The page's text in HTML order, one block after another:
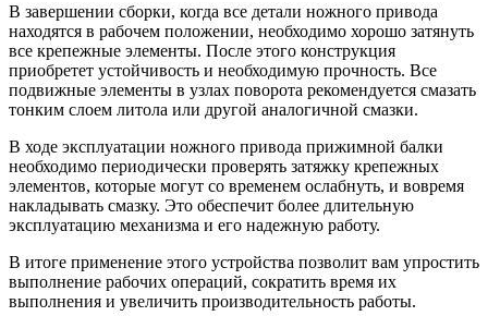
В завершении сборки, когда все детали ножного привода
находятся в рабочем положении, необходимо хорошо затянуть
все крепежные элементы. После этого конструкция
приобретет устойчивость и необходимую прочность. Все
подвижные элементы в узлах поворота рекомендуется смазать
тонким слоем литола или другой аналогичной смазки.
В ходе эксплуатации ножного привода прижимной балки
необходимо периодически проверять затяжку крепежных
элементов, которые могут со временем ослабнуть, и вовремя
накладывать смазку. Это обеспечит более длительную
эксплуатацию механизма и его надежную работу.
В итоге применение этого устройства позволит вам упростить
выполнение рабочих операций, сократить время их
выполнения и увеличить производительность работы.